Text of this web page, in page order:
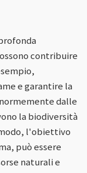
contribuire
e garantire la
dalle
la biodiversità
l'obiettivo
può essere
naturali e